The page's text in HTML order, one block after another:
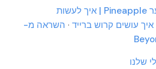
מדריך שיער Pineapple | איך לעשות
איך עושים קרוש ברייד · השראה מ-
שלנו